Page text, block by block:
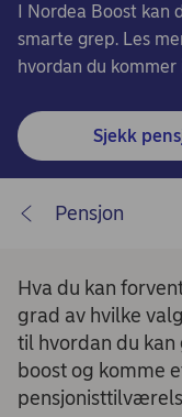
I Nordea Boost kan
smarte grep. Les
hvordan du kommer
Sjekk
Pensjon
Hva du kan
grad av hvilke
til hvordan du kan
boost og komme